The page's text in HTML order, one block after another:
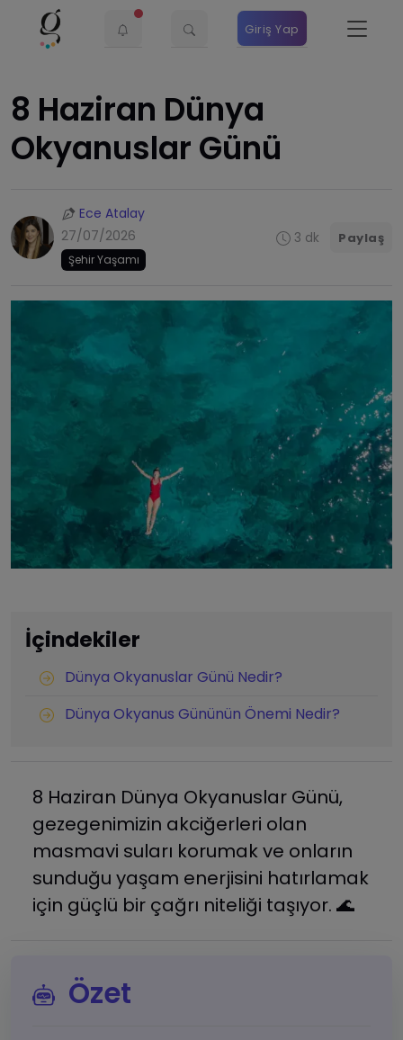
Giriş Yap
8 Haziran Dünya
Okyanuslar Günü
Ece Atalay
27/07/2026
Şehir Yaşamı
3 dk Paylaş
İçindekiler
Dünya Okyanuslar Günü Nedir?
Dünya Okyanus Gününün Önemi Nedir?
8 Haziran Dünya Okyanuslar Günü,
gezegenimizin akciğerleri olan
masmavi suları korumak ve onların
sunduğu yaşam enerjisini hatırlamak
için güçlü bir çağrı niteliği taşıyor. 🌊
Özet